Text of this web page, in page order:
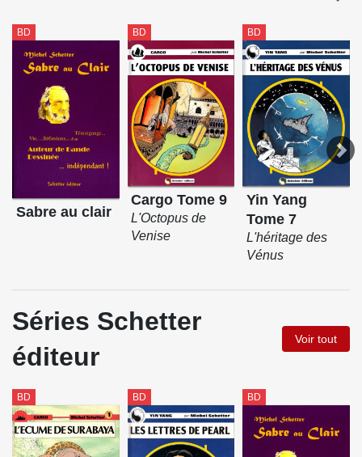
BD
Sabre au clair
BD
Cargo Tome 9
L'Octopus de
Venise
BD
Yin Yang
Tome 7
L'héritage des
Vénus
Séries Schetter
éditeur
Voir tout
BD BD BD